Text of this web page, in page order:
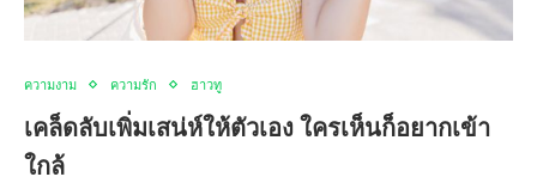
ความงาม ความรัก ฮาวทู
เคล็ดลับเพิ่มเสน่ห์ให้ตัวเอง ใครเห็นก็อยากเข้า
ใกล้